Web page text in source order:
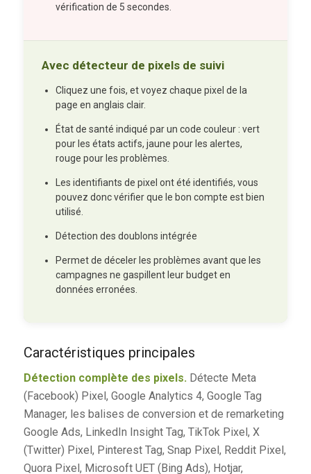
vérification de 5 secondes.
Avec détecteur de pixels de suivi
Cliquez une fois, et voyez chaque pixel de la
page en anglais clair.
État de santé indiqué par un code couleur : vert
pour les états actifs, jaune pour les alertes,
rouge pour les problèmes.
Les identifiants de pixel ont été identifiés, vous
pouvez donc vérifier que le bon compte est bien
utilisé.
Détection des doublons intégrée
Permet de déceler les problèmes avant que les
campagnes ne gaspillent leur budget en
données erronées.
Caractéristiques principales
Détection complète des pixels.Détecte Meta
(Facebook) Pixel, Google Analytics 4, Google Tag
Manager, les balises de conversion et de remarketing
Google Ads, LinkedIn Insight Tag, TikTok Pixel, X
(Twitter) Pixel, Pinterest Tag, Snap Pixel, Reddit Pixel,
Quora Pixel, Microsoft UET (Bing Ads), Hotjar,